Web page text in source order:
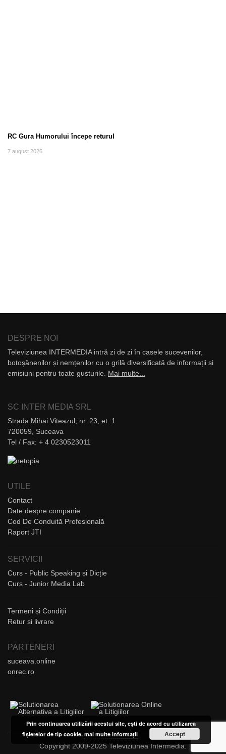
RC Gura Humorului începe returul
7 august 2026
DESPRE NOI
Televiziunea INTERMEDIA intră zi de zi în casele sucevenilor,
botoșănenilor și nemțenilor cu o grilă diversificată de informații și
emisiuni pentru toate gusturile. Mai multe...
SC INTER MEDIA SRL
Strada Mihai Viteazul, nr. 23, et. 1
720059, Suceava
Tel / Fax: + 4 0230523011
UTILE
Contact
Date despre companie
Cod De Conduită Profesională
Raport JTI
SERVICII
Curs - Public Speaking și Dicție
Curs - Junior Media Lab
Termeni și Condiții
Retur și livrare
PARTENERI
suceava.online
onrec.ro
Copyright 2009-2025 Televiziunea Intermedia.
Prin continuarea utilizării acestui site, ești de acord cu utilizarea
fișierelor de tip cookie.mai multe informații Accept